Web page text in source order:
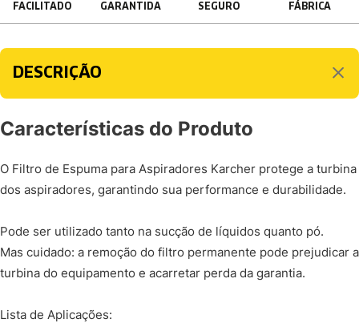
FACILITADO
GARANTIDA
SEGURO
FÁBRICA
DESCRIÇÃO
Características do Produto
O Filtro de Espuma para Aspiradores Karcher protege a turbina
dos aspiradores, garantindo sua performance e durabilidade.
Pode ser utilizado tanto na sucção de líquidos quanto pó.
Mas cuidado: a remoção do filtro permanente pode prejudicar a
turbina do equipamento e acarretar perda da garantia.
Lista de Aplicações: